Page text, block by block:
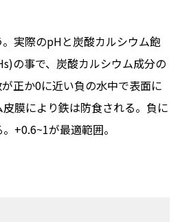
実際のpHと炭酸カルシウム飽
の事で、炭酸カルシウム成分の
正か0に近い負の水中で表面に
膜により鉄は防食される。負に
+0.6~1が最適範囲。